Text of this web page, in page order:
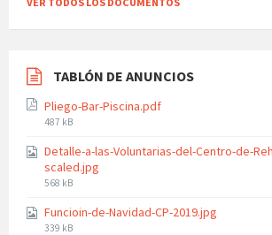
TABLÓN DE ANUNCIOS
Pliego-Bar-Piscina.pdf
File
487 kB
Detalle-a-las-Voluntarias-del-Centro-de-
scaled.jpg
File
568 kB
Funcioin-de-Navidad-CP-2019.jpg
File
339 kB